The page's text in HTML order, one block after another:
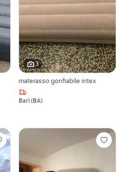
3
materasso gonfiabile intex
Bari(BA)